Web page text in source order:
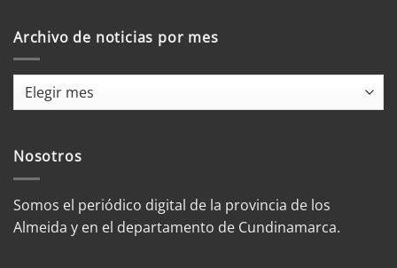
Archivo de noticias por mes
Archivo
mes
Nosotros
Somos el periódico digital de la provincia de los
Almeida y en el departamento de Cundinamarca.